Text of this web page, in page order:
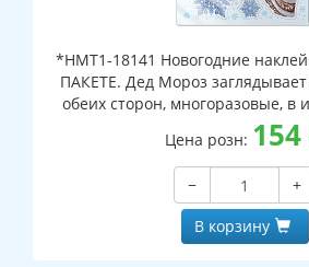
*НМТ1-18141 Новогодние
ПАКЕТЕ. Дед Мороз
обеих сторон, многоразовые, в
упаковке, с европодвесом и
Цена розн: 154
−
+
В корзину